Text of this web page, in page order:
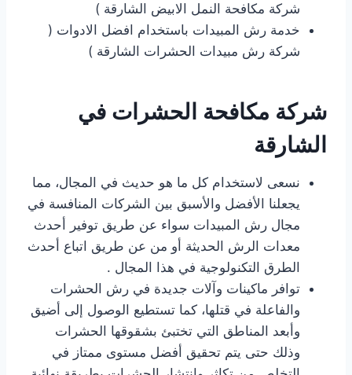
شركة مكافحة النمل الابيض الشارقة )
خدمة رش المبيدات باستخدام افضل الادوات (
شركة رش مبيدات الحشرات الشارقة )
شركة مكافحة الحشرات في
الشارقة
نسعى لاستخدام كل ما هو حديث في المجال، مما
يجعلنا الأفضل والأسبق بين الشركات المنافسة في
مجال رش المبيدات سواء عن طريق توفير أحدث
معدات الرش الحديثة أو من عن طريق اتباع أحدث
الطرق التكنولوجية في هذا المجال .
توافر ماكينات وآلات جديدة في رش الحشرات
والفاعلة في قتلها، كما تستطيع الوصول إلى أضيق
وأبعد المناطق التي تختبئ بشقوقها الحشرات
وذلك حتى يتم تحقيق أفضل مستوى ممتاز في